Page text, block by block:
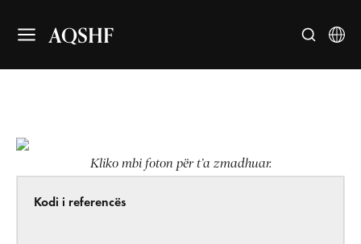
AQSHF
Kliko mbi foton për t’a zmadhuar.
Kodi i referencës